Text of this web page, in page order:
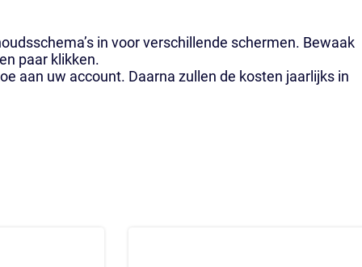
in voor verschillende schermen. Bewaak
paar klikken.
aan uw account. Daarna zullen de kosten jaarlijks in